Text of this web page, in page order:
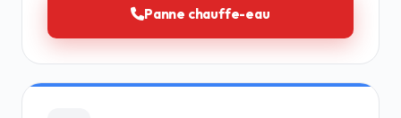
Panne chauffe-eau